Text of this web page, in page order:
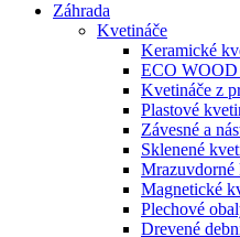
Záhrada
Kvetináče
Keramické
ECO WOOD
Kvetináče z
Plastové
Závesné a
Sklenené
Mrazuvdorné
Magnetické
Plechové
Drevené